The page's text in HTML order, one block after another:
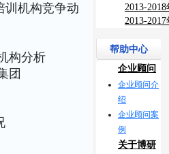
训机构竞争动
构分析
团
告
教）市场
研究报告
2013-
场深度调
2013-
究报告
帮助中心
企业顾问
企业顾问介
绍
企业顾问案
例
关于博研